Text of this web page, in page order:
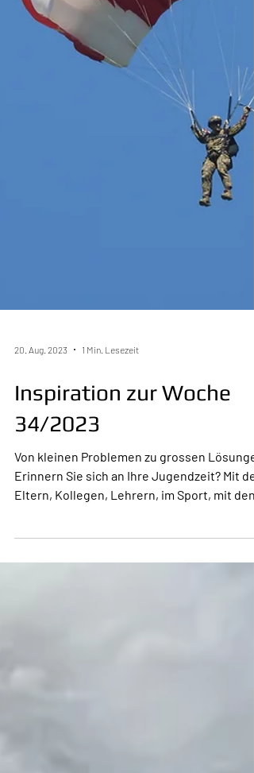
Inspiration zur Woche
34/2023
Von kleinen Problemen zu grossen
Erinnern Sie sich an Ihre Jugendzeit? Mit